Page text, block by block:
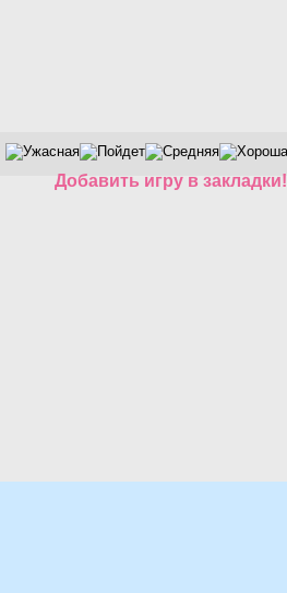
Добавить игру в закладки!